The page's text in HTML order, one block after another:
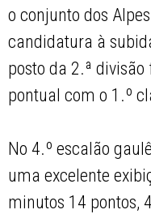
o conjunto dos
candidatura à
posto da 2.ª
pontual com o 1.º
No 4.º escalão
uma excelente
minutos 14 pontos,